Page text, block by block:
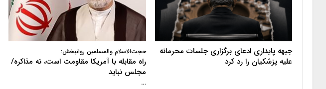
جبهه پایداری ادعای برگزاری جلسات محرمانه
علیه پزشکیان را رد کرد
حجت‌الاسلام والمسلمین روانبخش:
راه مقابله با آمریکا مقاومت است، نه مذاکره/
مجلس نباید
…